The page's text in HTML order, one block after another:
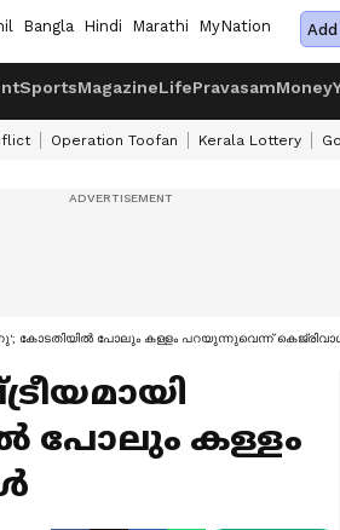
Bangla Hindi Marathi MyNation
SportsMagazineLifePravasamMoney
Operation Toofan Kerala Lottery
കോടതിയില്‍ പോലും കള്ളം പറയുന്നുവെന്ന്
പോലും കള്ളം